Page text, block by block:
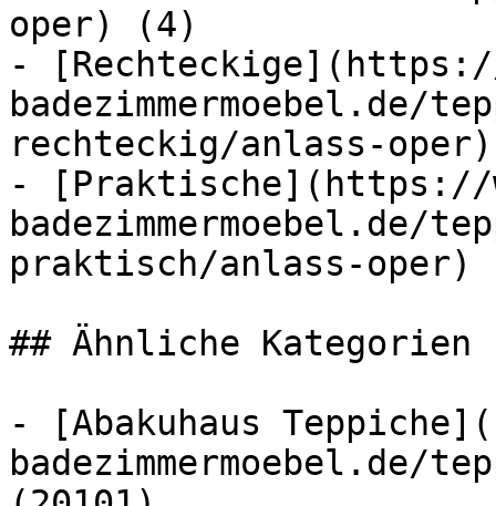
oper) (4)
- [Rechteckige](https://
badezimmermoebel.de/
rechteckig/anlass-
- [Praktische](https://
badezimmermoebel.de/
praktisch/anlass-oper)
## Ähnliche Kategorien
- [Abakuhaus
badezimmermoebel.de/